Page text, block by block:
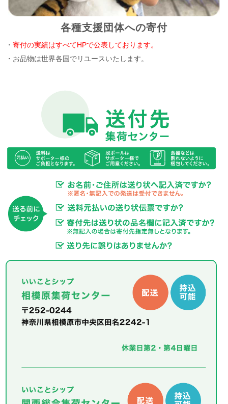
各種支援団体への寄付
・寄付の実績はすべてHPで公表しております。
・お品物は世界各国でリユースいたします。